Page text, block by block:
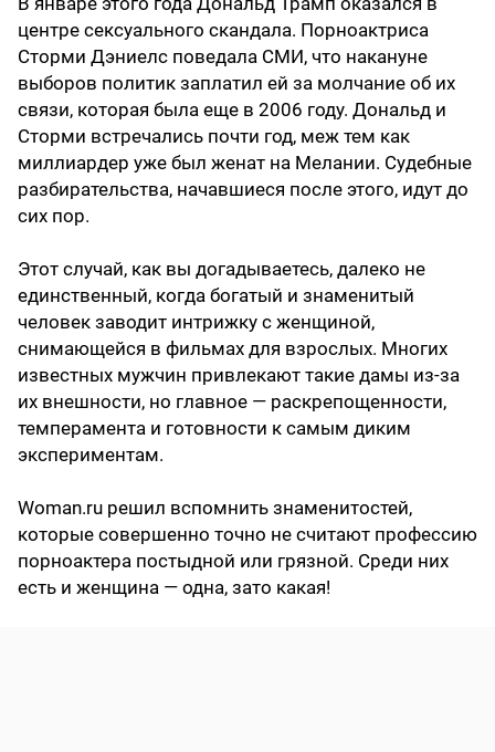
центре сексуального скандала. Порноактриса
Сторми Дэниелс поведала СМИ, что накануне
выборов политик заплатил ей за молчание об их
связи, которая была еще в 2006 году. Дональд и
Сторми встречались почти год, меж тем как
миллиардер уже был женат на Мелании. Судебные
разбирательства, начавшиеся после этого, идут до
сих пор.
Этот случай, как вы догадываетесь, далеко не
единственный, когда богатый и знаменитый
человек заводит интрижку с женщиной,
снимающейся в фильмах для взрослых. Многих
известных мужчин привлекают такие дамы из-за
их внешности, но главное — раскрепощенности,
темперамента и готовности к самым диким
экспериментам.
Woman.ru решил вспомнить знаменитостей,
которые совершенно точно не считают профессию
порноактера постыдной или грязной. Среди них
есть и женщина — одна, зато какая!